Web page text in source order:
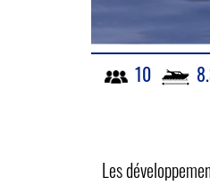
10
Les